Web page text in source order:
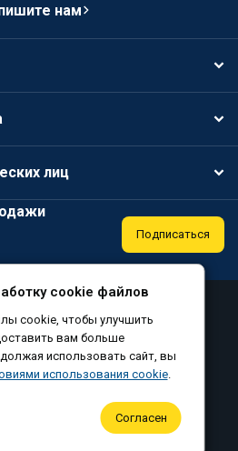
нам
лиц
Подписаться
конфиденциальности
персональных данных
файлов cookie
cookie файлов
cookie, чтобы улучшить
вам больше
использовать сайт, вы
использования cookie.
Согласен